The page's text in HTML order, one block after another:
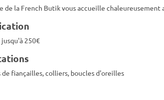
de la French Butik vous accueille
jusqu'à 250€
de fiançailles, colliers, boucles d'oreilles